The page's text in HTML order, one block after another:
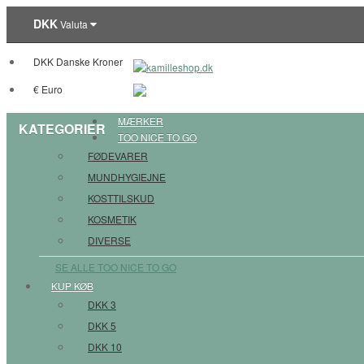
DKKValuta
DKK Danske Kroner
€ Euro
KATEGORIER
MÆRKER
TOO NICE TO GO
FØDEVARER
MUNDHYGIEJNE
KOSTTILSKUD
KOSMETIK
DIVERSE
SE ALLE TOO NICE TO GO
KUP KØB
DKK 3
DKK 5
DKK 10